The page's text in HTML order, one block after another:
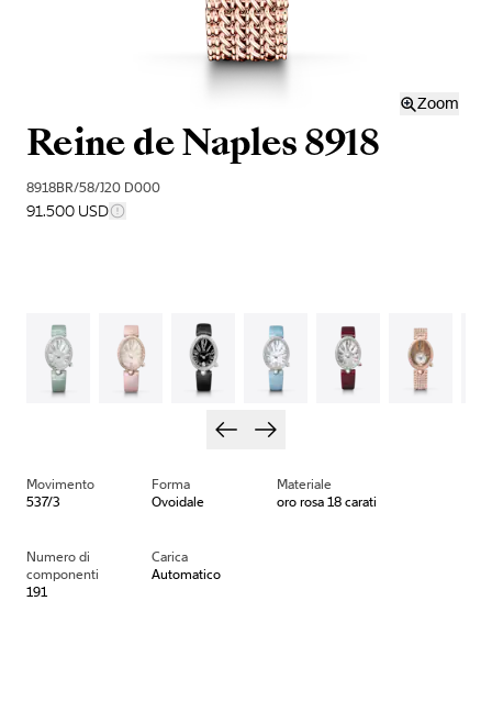
Zoom
Reine de Naples 8918
8918BR/58/J20 D000
91.500 USD
Movimento
537/3
Forma
Ovoidale
Materiale
oro rosa 18 carati
Numero di
componenti
191
Carica
Automatico